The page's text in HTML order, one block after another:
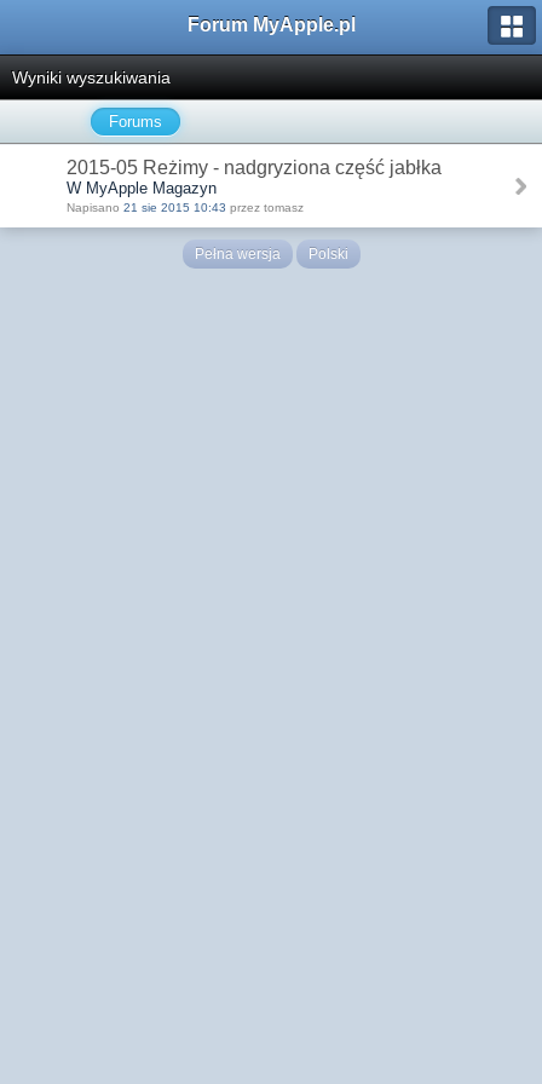
Forum MyApple.pl
Wyniki wyszukiwania
Forums
2015-05 Reżimy - nadgryziona część jabłka
W MyApple Magazyn
Napisano 21 sie 2015 10:43 przez tomasz
Pełna wersja Polski